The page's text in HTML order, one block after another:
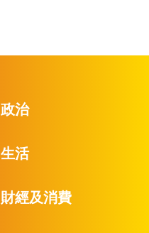
政治
生活
財經及消費